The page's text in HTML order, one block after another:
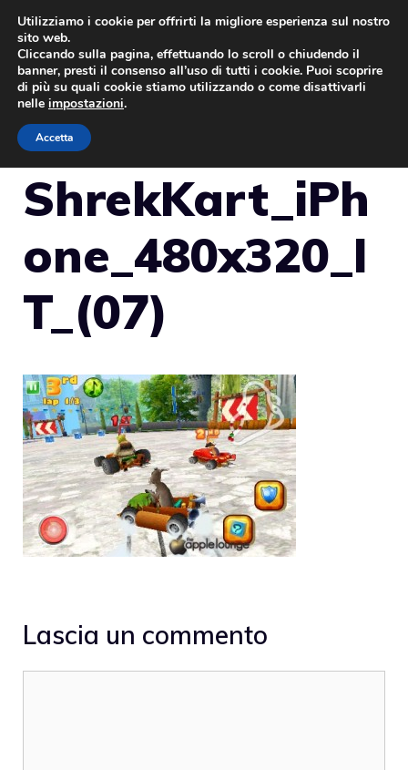
Vai
contenuto
ShrekKart_iPh
one_480x320_I
T_(07)
Lascia un commento
Utilizziamo i cookie per offrirti la migliore esperienza sul nostro
sito web.
Cliccando sulla pagina, effettuando lo scroll o chiudendo il
banner, presti il consenso all’uso di tutti i cookie. Puoi scoprire
di più su quali cookie stiamo utilizzando o come disattivarli
nelle impostazioni.
Accetta